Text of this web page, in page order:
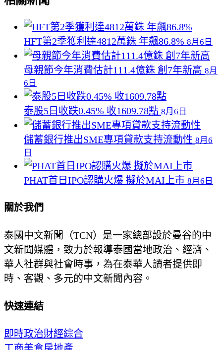
HFT第2季獲利達4812萬銖 年飆86.8% 8月6日
母親節今年消費估計111.4億銖 創7年新高 8月
6日
泰股5日收跌0.45% 收1609.78點 8月6日
儲蓄銀行推出SME專項貸款支持流動性 8月6
日
PHAT首日IPO認購火爆 擬於MAI上市 8月6日
關於我們
泰國中文新聞（TCN）是一家總部設於曼谷的中
文新聞媒體，致力於報導泰國當地政治、經濟、
華人社群與社會時事，為在泰華人讀者提供即
時、客觀、多元的中文新聞內容。
快速連結
即時政治財經綜合